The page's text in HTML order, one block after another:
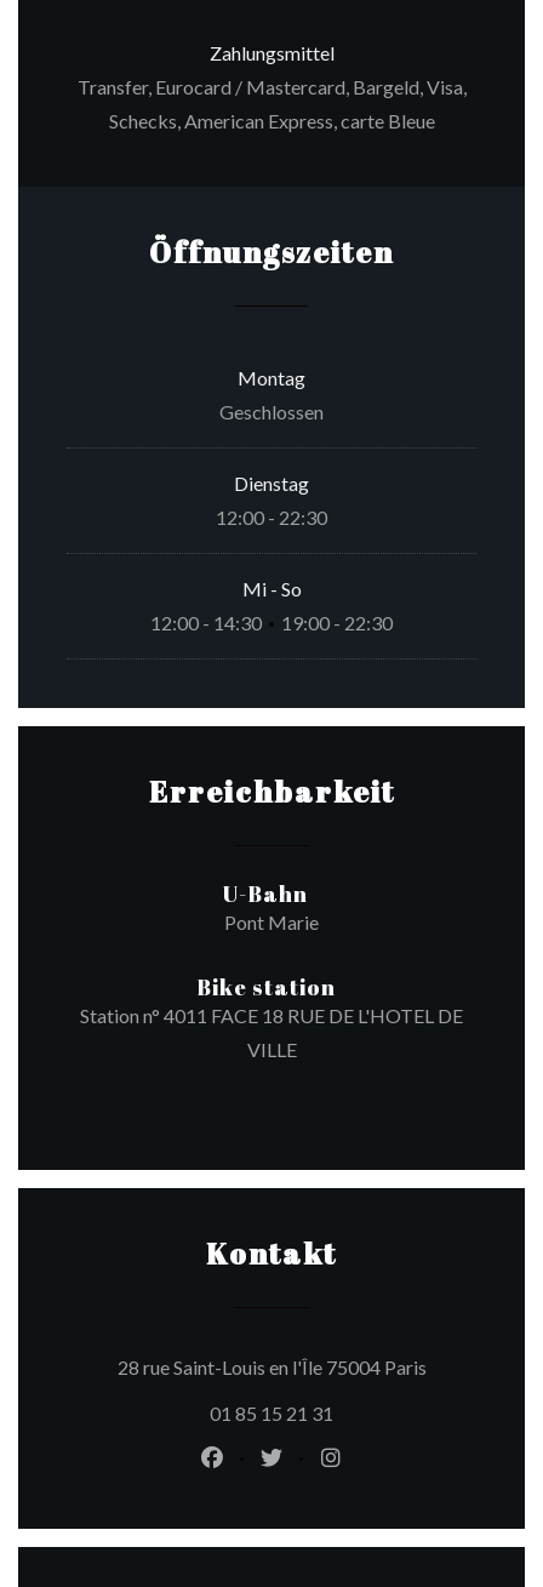
Zahlungsmittel
Transfer, Eurocard / Mastercard, Bargeld, Visa,
Schecks, American Express, carte Bleue
Öffnungszeiten
Montag
Geschlossen
Dienstag
12:00 - 22:30
Mi- So
12:00 - 14:30 • 19:00 - 22:30
Erreichbarkeit
U-Bahn
Pont Marie
Bike station
Station n° 4011 FACE 18 RUE DE L'HOTEL DE
VILLE
Kontakt
28 rue Saint-Louis en l'Île 75004 Paris((öffnet ein
01 85 15 21 31
Facebook ((öffnet ein neues
Twitter ((öffnet ein neues
Instagram ((öffnet ein